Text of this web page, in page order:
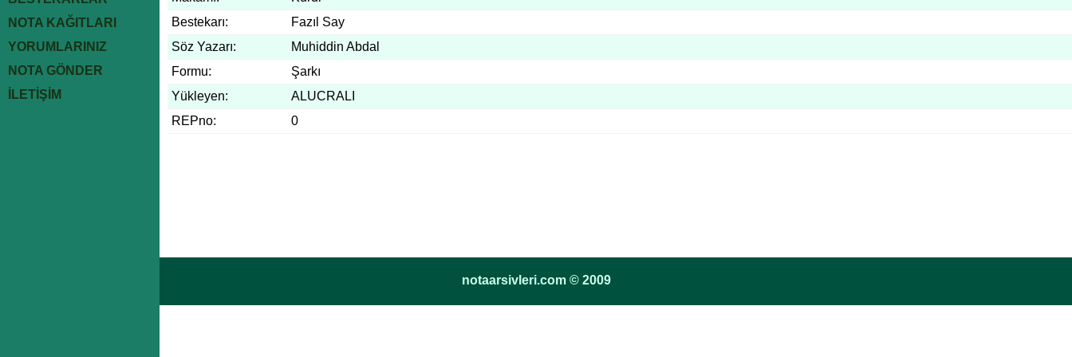
NOTA KAĞITLARI
YORUMLARINIZ
NOTA GÖNDER
İLETİŞİM
Bestekarı:
Fazıl Say
Söz Yazarı:
Muhiddin Abdal
Formu:
Şarkı
Yükleyen:
ALUCRALI
REPno:
0
notaarsivleri.com © 2009